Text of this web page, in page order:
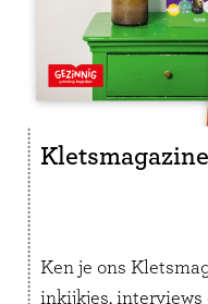
Kletsmagazine
Ken je ons
inkijkjes, interviews